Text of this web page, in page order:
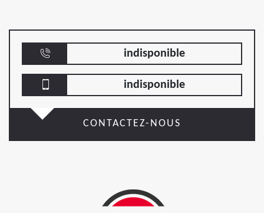
indisponible
indisponible
CONTACTEZ-NOUS